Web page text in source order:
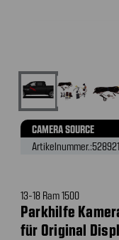
CAMERA SOURCE
Artikelnummer.:
13-18 Ram 1500
Parkhilfe
für Original